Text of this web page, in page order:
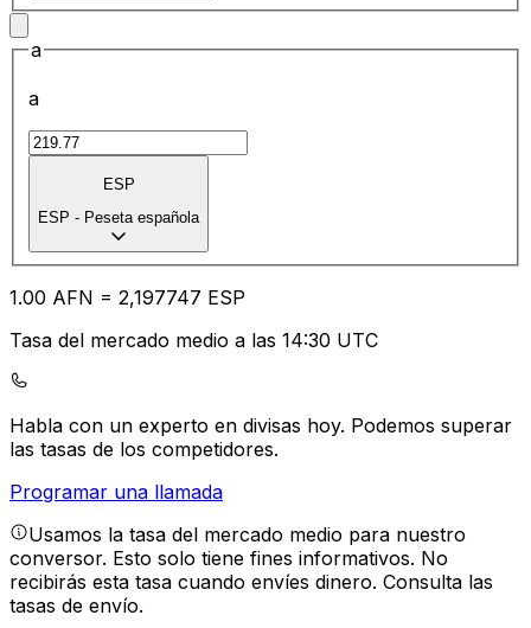
a
a
ESP
ESP - Peseta española
1.00 AFN = 2,197747 ESP
Tasa del mercado medio a las 14:30 UTC
Habla con un experto en divisas hoy. Podemos superar
las tasas de los competidores.
Programar una llamada
Usamos la tasa del mercado medio para nuestro
conversor. Esto solo tiene fines informativos. No
recibirás esta tasa cuando envíes dinero. Consulta las
tasas de envío.